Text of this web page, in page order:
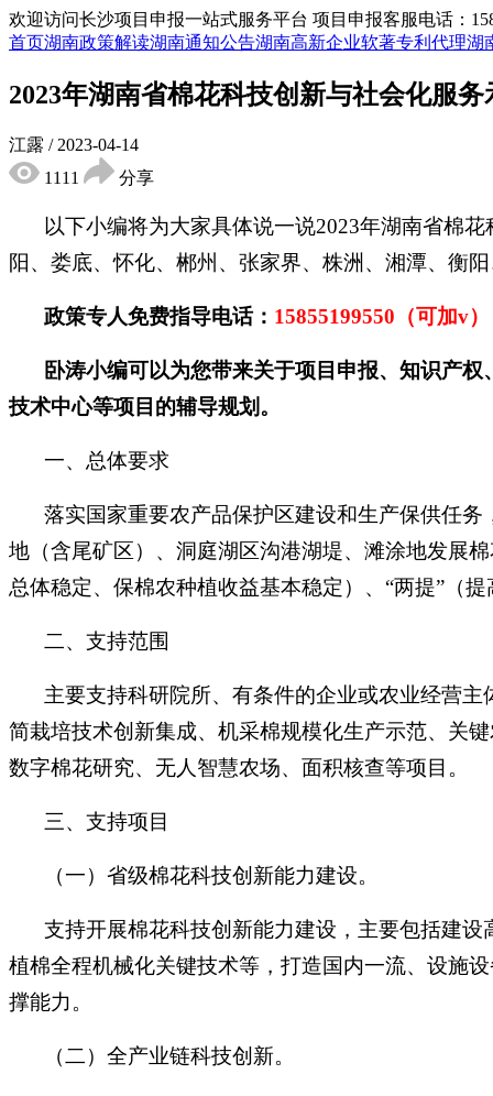
欢迎访问长沙项目申报一站式服务平台 项目申报客服电话：
首页湖南政策解读湖南通知公告湖南高新企业软著专利代理湖
2023年湖南省棉花科技创新与社会化服
江露 / 2023-04-14
1111
分享
以下小编将为大家具体说一说2023年湖南省棉
阳、娄底、怀化、郴州、张家界、株洲、湘潭、衡
政策专人免费指导电话： 15855199550（可加v
卧涛小编可以为您带来关于项目申报、知识产
技术中心等项目的辅导规划。
一、总体要求
落实国家重要农产品保护区建设和生产保供任
地（含尾矿区）、洞庭湖区沟港湖堤、滩涂地发展
总体稳定、保棉农种植收益基本稳定）、“两提”（
二、支持范围
主要支持科研院所、有条件的企业或农业经营
简栽培技术创新集成、机采棉规模化生产示范、关
数字棉花研究、无人智慧农场、面积核查等项目。
三、支持项目
（一）省级棉花科技创新能力建设。
支持开展棉花科技创新能力建设，主要包括建
植棉全程机械化关键技术等，打造国内一流、设施
撑能力。
（二）全产业链科技创新。